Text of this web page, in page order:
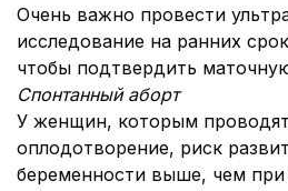
Очень важно провести
исследование на ранних
чтобы подтвердить
Спонтанный аборт
У женщин, которым
оплодотворение, риск
беременности выше, чем при